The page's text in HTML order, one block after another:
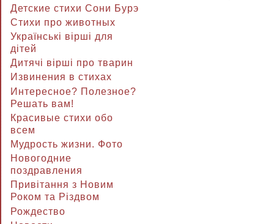
Детские стихи Сони Бурэ
Стихи про животных
Українські вірші для
дітей
Дитячі вірші про тварин
Извинения в стихах
Интересное? Полезное?
Решать вам!
Красивые стихи обо
всем
Мудрость жизни. Фото
Новогодние
поздравления
Привітання з Новим
Роком та Різдвом
Рождество